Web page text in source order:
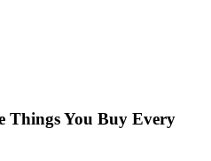
Things You Buy Every